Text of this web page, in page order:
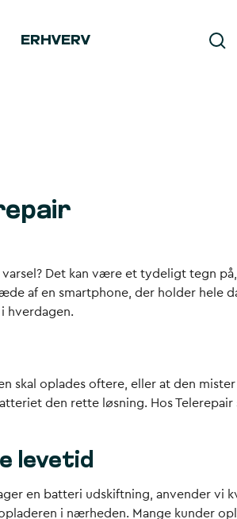
ERHVERV
Det kan være et tydeligt tegn
af en smartphone, der holder hele
hverdagen.
skal oplades oftere, eller at den
den rette løsning. Hos
levetid
en batteri udskiftning, anvender vi
i nærheden. Mange kunder